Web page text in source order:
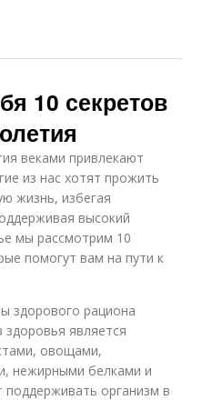
10 секретов
веками привлекают
из нас хотят прожить
жизнь, избегая
высокий
мы рассмотрим 10
помогут вам на пути к
здорового рациона
является
овощами,
нежирными белками и
организм в